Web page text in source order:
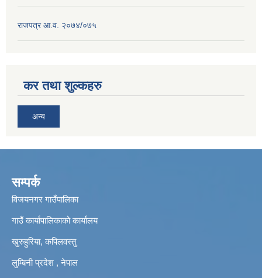
राजपत्र आ.व. २०७४/०७५
कर तथा शुल्कहरु
अन्य
सम्पर्क
विजयनगर गाउँपालिका
गाउँ कार्यापालिकाको कार्यालय
खुरुहुरिया, कपिलवस्तु
लुम्बिनी प्रदेश , नेपाल